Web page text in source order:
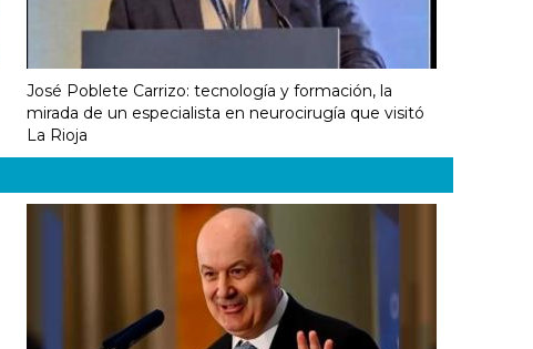
José Poblete Carrizo: tecnología y formación, la
mirada de un especialista en neurocirugía que visitó
La Rioja